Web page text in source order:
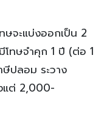
จะแบ่งออกเป็น 2
ทษจำคุก 1 ปี (ต่อ 1
ปลอม ระวาง
แต่ 2,000-